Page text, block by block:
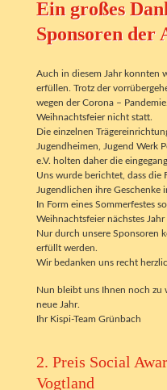
Ein großes
Sponsoren der
Auch in diesem Jahr konnten
erfüllen. Trotz der
wegen der Corona –
Weihnachtsfeier nicht statt.
Die einzelnen
Jugendheimen, Jugend Werk
e.V. holten daher die
Uns wurde berichtet, dass die
Jugendlichen ihre Geschenke
In Form eines Sommerfestes
Weihnachtsfeier nächstes Jahr
Nur durch unsere Sponsoren
erfüllt werden.
Wir bedanken uns recht
Nun bleibt uns Ihnen noch zu
neue Jahr.
Ihr Kispi-Team Grünbach
2. Preis Social
Vogtland